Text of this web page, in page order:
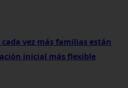
vez más familias están
inicial más flexible